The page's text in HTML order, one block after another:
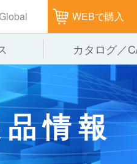
WEBで購入
ム
システム
カタログ／
ループ 情報